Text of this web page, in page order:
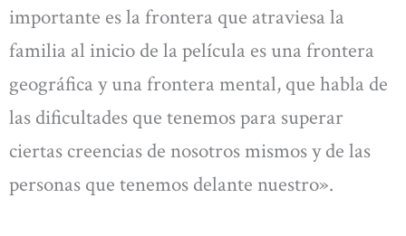
importante es la frontera que atraviesa la
familia al inicio de la película es una frontera
geográfica y una frontera mental, que habla de
las dificultades que tenemos para superar
ciertas creencias de nosotros mismos y de las
personas que tenemos delante nuestro».